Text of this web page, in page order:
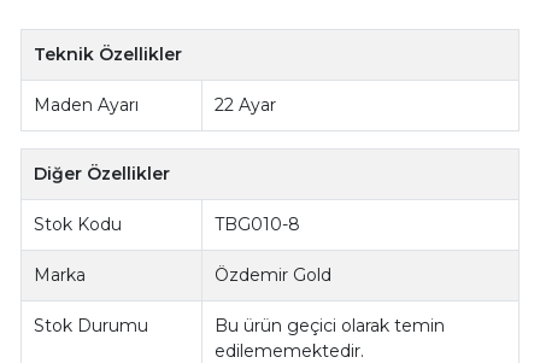
Teknik Özellikler
Maden Ayarı 22 Ayar
Diğer Özellikler
Stok Kodu TBG010-8
Marka Özdemir Gold
Stok Durumu
Bu ürün geçici olarak temin
edilememektedir.